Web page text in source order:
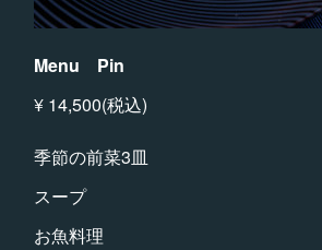
Menu Pin
¥ 14,500(税込)
季節の前菜3皿
スープ
お魚料理